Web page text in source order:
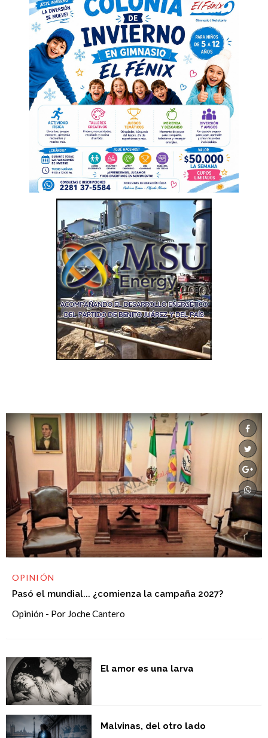
OPINIÓN
Pasó el mundial... ¿comienza la campaña 2027?
Opinión - Por Joche Cantero
El amor es una larva
Malvinas, del otro lado